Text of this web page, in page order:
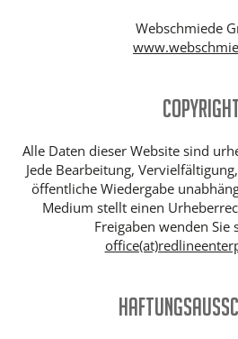
Webschmiede
Alle Daten dieser Website sind
Jede Bearbeitung,
öffentliche Wiedergabe
Medium stellt einen
Freigaben wenden Sie